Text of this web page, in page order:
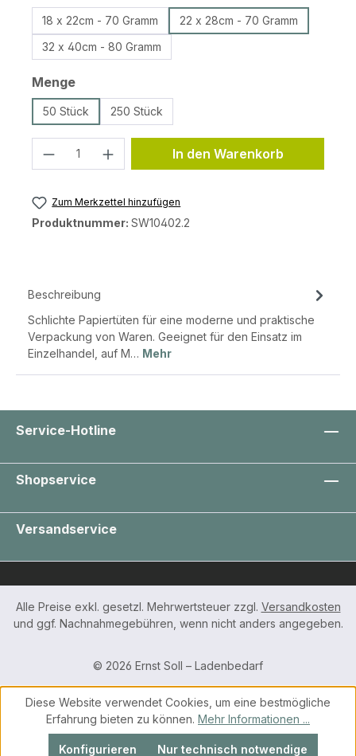
18 x 22cm - 70 Gramm
22 x 28cm - 70 Gramm
32 x 40cm - 80 Gramm
Mengeauswählen
50 Stück 250 Stück
Produkt Anzahl: Gib den
In den Warenkorb
Zum Merkzettel hinzufügen
Produktnummer: SW10402.2
Beschreibung
Schlichte Papiertüten für eine moderne und praktische
Verpackung von Waren. Geeignet für den Einsatz im
Einzelhandel, auf M… Mehr
Service-Hotline
Shopservice
Versandservice
Alle Preise exkl. gesetzl. Mehrwertsteuer zzgl. Versandkosten
und ggf. Nachnahmegebühren, wenn nicht anders angegeben.
© 2026 Ernst Soll – Ladenbedarf
Diese Website verwendet Cookies, um eine bestmögliche
Erfahrung bieten zu können. Mehr Informationen ...
Nur technisch notwendige
Konfigurieren